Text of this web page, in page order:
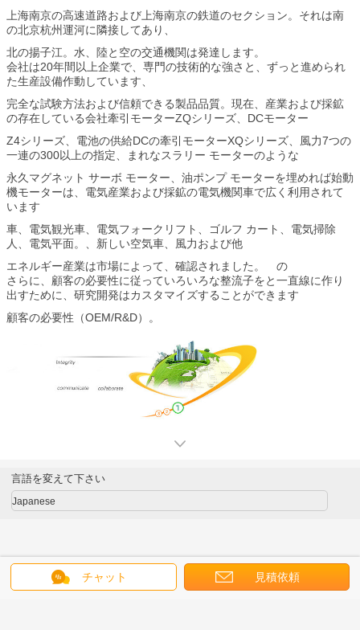
上海南京の高速道路および上海南京の鉄道のセクション。それは南
の北京杭州運河に隣接してあり、
北の揚子江。水、陸と空の交通機関は発達します。
会社は20年間以上企業で、専門の技術的な強さと、ずっと進められ
た生産設備作動しています、
完全な試験方法および信頼できる製品品質。現在、産業および採鉱
の存在している会社牽引モーターZQシリーズ、DCモーター
Z4シリーズ、電池の供給DCの牽引モーターXQシリーズ、風力7つの
一連の300以上の指定、まれなスラリー モーターのような
永久マグネット サーボ モーター、油ポンプ モーターを埋めれば始動
機モーターは、電気産業および採鉱の電気機関車で広く利用されて
います
車、電気観光車、電気フォークリフト、ゴルフ カート、電気掃除
人、電気平面。、新しい空気車、風力および他
エネルギー産業は市場によって、確認されました。 の
さらに、顧客の必要性に従っていろいろな整流子をと一直線に作り
出すために、研究開発はカスタマイズすることができます
顧客の必要性（OEM/R&D）。
チャット 見積依頼
言語を変えて下さい
Japanese
ホーム| 私達について 私達に連絡しなさい| |Privacy Policy